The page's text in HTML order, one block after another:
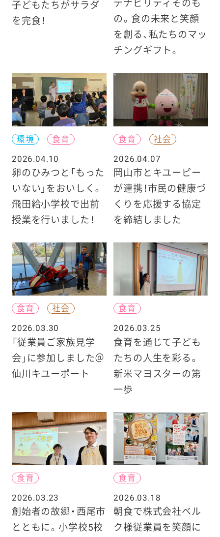
子どもたちがサラダ
を完食！
テナビリティそのも
の。食の未来と笑顔
を創る、私たちのマッ
チングギフト。
環境
食育
2026.04.10
卵のひみつと「もった
いない」をおいしく。
飛田給小学校で出前
授業を行いました！
食育
社会
2026.04.07
岡山市とキユーピー
が連携！市民の健康づ
くりを応援する協定
を締結しました
食育
社会
2026.03.30
「従業員ご家族見学
会」に参加しました＠
仙川キユーポート
食育
2026.03.25
食育を通じて子ども
たちの人生を彩る。
新米マヨスターの第
一歩
食育
2026.03.23
創始者の故郷・西尾市
とともに。小学校5校
食育
2026.03.18
朝食で株式会社ベル
ク様従業員を笑顔に